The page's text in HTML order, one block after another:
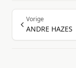
Vorige
ANDRE HAZES